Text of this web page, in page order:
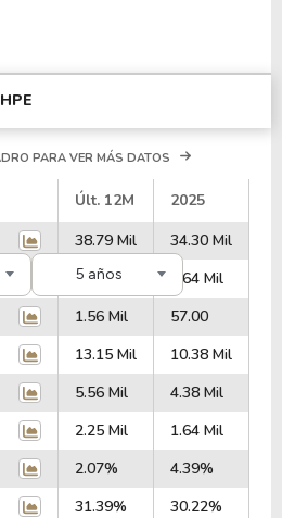
5 años
PARA VER MÁS DATOS
Últ. 12M 2025
38.79 Mil 34.30 Mil
2.25 Mil 1.64 Mil
1.56 Mil 57.00
13.15 Mil 10.38 Mil
5.56 Mil 4.38 Mil
2.25 Mil 1.64 Mil
2.07% 4.39%
31.39% 30.22%